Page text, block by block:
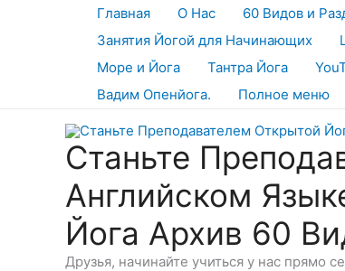
Главная О Нас 60 Видов и
Занятия Йогой для Начинающих
Море и Йога
Тантра Йога
Вадим Опенйога.
Полное меню
Станьте
Английском
Йога Архив 60
Друзья, начинайте учиться у нас прямо